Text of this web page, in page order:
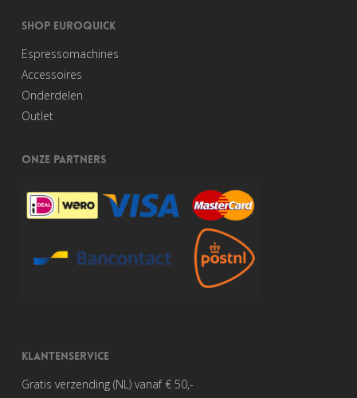
SHOP EUROQUICK
Espressomachines
Accessoires
Onderdelen
Outlet
ONZE PARTNERS
KLANTENSERVICE
Gratis verzending (NL) vanaf € 50,-